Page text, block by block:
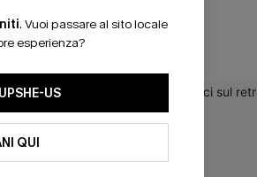
. Vuoi passare al sito locale
esperienza?
US
QUI